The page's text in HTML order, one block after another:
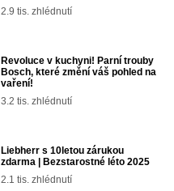
2.9 tis. zhlédnutí
Revoluce v kuchyni! Parní trouby
Bosch, které změní váš pohled na
vaření!
3.2 tis. zhlédnutí
Liebherr s 10letou zárukou
zdarma | Bezstarostné léto 2025
2.1 tis. zhlédnutí